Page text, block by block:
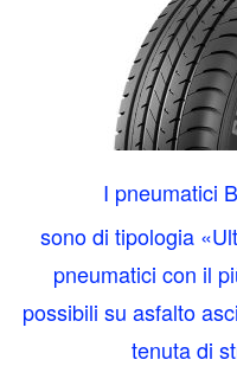
I pneumatici
sono di tipologia
pneumatici con il
possibili su asfalto
tenuta di